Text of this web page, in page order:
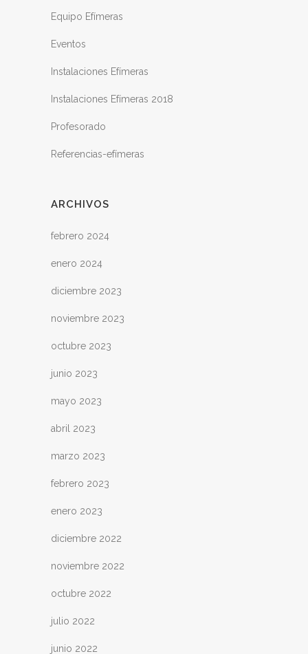
Equipo Efímeras
Eventos
Instalaciones Efímeras
Instalaciones Efímeras 2018
Profesorado
Referencias-efímeras
ARCHIVOS
febrero 2024
enero 2024
diciembre 2023
noviembre 2023
octubre 2023
junio 2023
mayo 2023
abril 2023
marzo 2023
febrero 2023
enero 2023
diciembre 2022
noviembre 2022
octubre 2022
julio 2022
junio 2022